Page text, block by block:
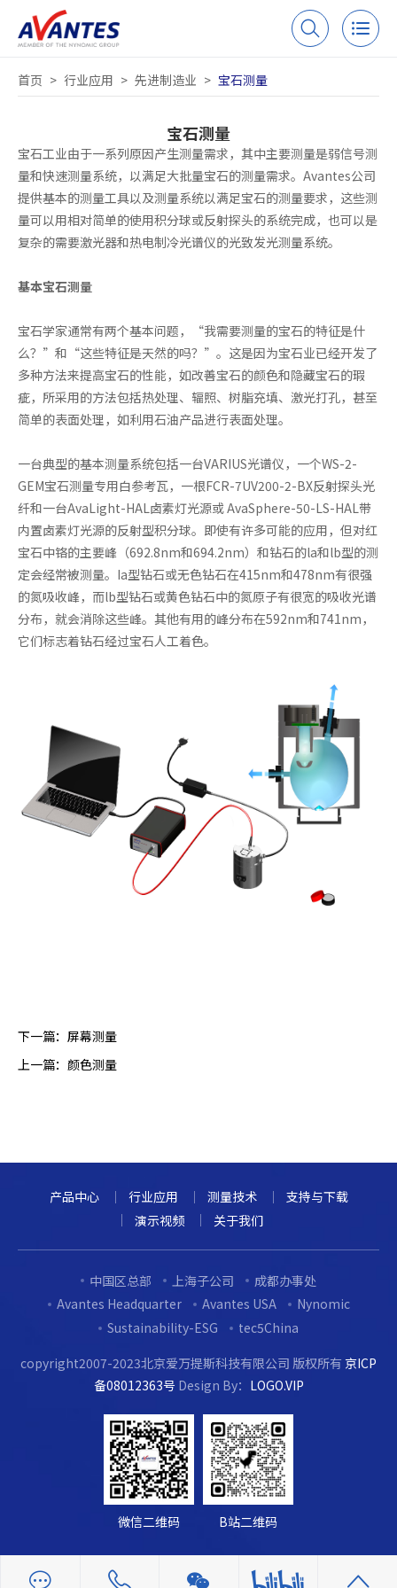
首页 > 行业应用 > 先进制造业 > 宝石测量
宝石测量
宝石工业由于一系列原因产生测量需求，其中主要测量是弱信号测
量和快速测量系统，以满足大批量宝石的测量需求。Avantes公司
提供基本的测量工具以及测量系统以满足宝石的测量要求，这些测
量可以用相对简单的使用积分球或反射探头的系统完成，也可以是
复杂的需要激光器和热电制冷光谱仪的光致发光测量系统。
基本宝石测量
宝石学家通常有两个基本问题，“我需要测量的宝石的特征是什
么？”和“这些特征是天然的吗？”。这是因为宝石业已经开发了
多种方法来提高宝石的性能，如改善宝石的颜色和隐藏宝石的瑕
疵，所采用的方法包括热处理、辐照、树脂充填、激光打孔，甚至
简单的表面处理，如利用石油产品进行表面处理。
一台典型的基本测量系统包括一台VARIUS光谱仪，一个WS-2-
GEM宝石测量专用白参考瓦，一根FCR-7UV200-2-BX反射探头光
纤和一台AvaLight-HAL卤素灯光源或 AvaSphere-50-LS-HAL带
内置卤素灯光源的反射型积分球。即使有许多可能的应用，但对红
宝石中铬的主要峰（692.8nm和694.2nm）和钻石的la和lb型的测
定会经常被测量。Ia型钻石或无色钻石在415nm和478nm有很强
的氮吸收峰，而lb型钻石或黄色钻石中的氮原子有很宽的吸收光谱
分布，就会消除这些峰。其他有用的峰分布在592nm和741nm，
它们标志着钻石经过宝石人工着色。
下一篇： 屏幕测量
上一篇： 颜色测量
产品中心 行业应用 测量技术
支持与下载
演示视频
关于我们
中国区总部 上海子公司
成都办事处
Avantes Headquarter
Avantes USA
Nynomic
Sustainability-ESG
tec5China
copyright2007-2023北京爱万提斯科技有限公司 版权所有 京ICP
备08012363号 Design By： LOGO.VIP
微信二维码 B站二维码